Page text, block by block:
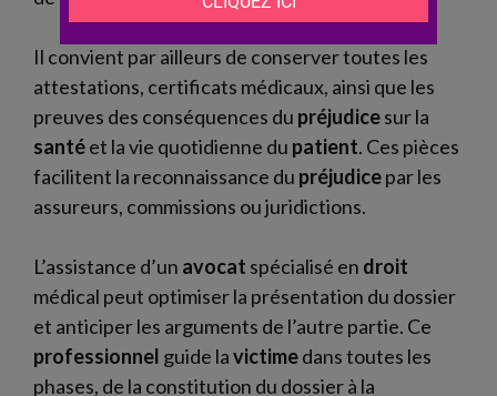
Il convient par ailleurs de conserver toutes les
attestations, certificats médicaux, ainsi que les
preuves des conséquences du préjudicesur la
santéet la vie quotidienne du patient. Ces pièces
facilitent la reconnaissance du préjudicepar les
assureurs, commissions ou juridictions.
L’assistance d’un avocat spécialisé en droit
médical peut optimiser la présentation du dossier
et anticiper les arguments de l’autre partie. Ce
professionnel guide lavictimedans toutes les
phases, de la constitution du dossier à la